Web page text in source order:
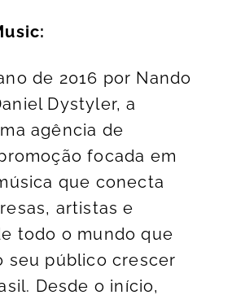
de 2016 por Nando
Dystyler, a
agência de
focada em
que conecta
artistas e
todo o mundo que
seu público crescer
Desde o início,